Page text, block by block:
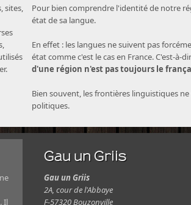
sites,
Pour bien comprendre l'identité de notre
état de sa langue.
En effet : les langues ne suivent pas
état comme c'est le cas en France. C'est-à-
d'une région n'est pas toujours le
Bien souvent, les frontières linguistiques
politiques.
Il
Gau un Griis
Gau un Griis
2A, cour de l'Abbaye
F-57320 Bouzonville